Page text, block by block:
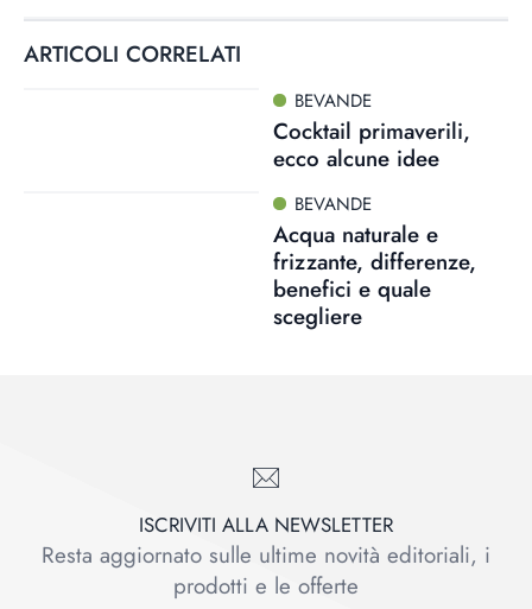
ARTICOLI CORRELATI
BEVANDE
Cocktail primaverili,
ecco alcune idee
BEVANDE
Acqua naturale e
frizzante, differenze,
benefici e quale
scegliere
ISCRIVITI ALLA NEWSLETTER
Resta aggiornato sulle ultime novità editoriali, i
prodotti e le offerte